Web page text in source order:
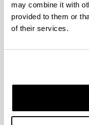
may combine it with
provided to them or
of their services.
Gainera, Bilboko
Gela baino
egin ahal izango
Bilboko